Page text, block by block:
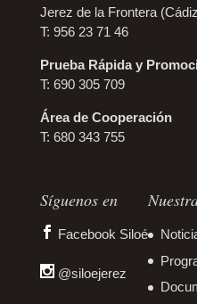
Jerez de la Frontera
T: 956 23 71 46
Prueba Rápida y
T: 690 305 709
Área de Cooperación
T: 680 343 755
Síguenos en
Facebook Siloé
@siloejerez